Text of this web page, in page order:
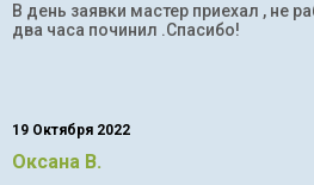
В день заявки мастер приехал , не
два часа починил .Спасибо!
19 Октября 2022
Оксана В.